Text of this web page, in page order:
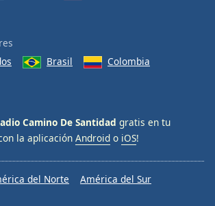
Brasil
Colombia
Camino De Santidad gratis en tu
la aplicación Android o iOS!
del Norte
América del Sur